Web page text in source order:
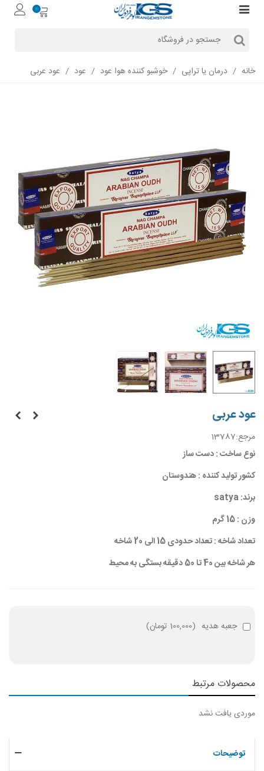
0
خانه / درمان یا تراپی / خوشبو کننده هوا عود / عود / عود عربی
عود عربی
مرجع:13787
نوع ساخت : دست ساز
کشور تولید کننده : هندوستان
برند: satya
وزن : 15 گرم
تعداد شاخه : تعداد حدودی 15 الی 20 شاخه
هر شاخه بین 40 تا 50 دقیقه بستگی به محیط
جعبه هدیه (100,000 تومان )
محصولات مرتبط
موردی یافت نشد
توضیحات